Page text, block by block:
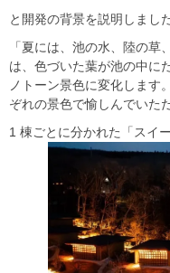
と開発の背景を説明しました
「夏には、池の水、陸の
は、色づいた葉が池の中に
ノトーン景色に変化します
ぞれの景色で愉しんでいた
1 棟ごとに分かれた「スイ